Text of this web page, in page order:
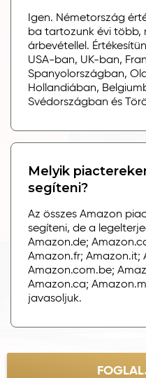
Igen. Németország
ba tartozunk évi több,
árbevétellel.
USA-ban, UK-ban,
Spanyolországban,
Hollandiában,
Svédországban és
Melyik
segíteni?
Az összes Amazon
segíteni, de a
Amazon.de;
Amazon.fr; Amazon.it;
Amazon.com.be;
Amazon.ca;
javasoljuk.